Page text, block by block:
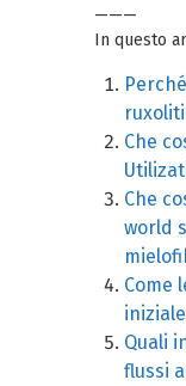
———
In questo
Che
Che
world
Come
iniziale
Quali
flussi